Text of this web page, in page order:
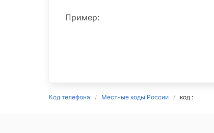
Пример:
Код телефона Местные коды России код :